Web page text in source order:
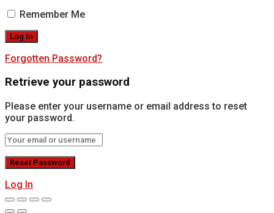
Remember Me
Forgotten Password?
Retrieve your password
Please enter your username or email address to reset
your password.
Log In